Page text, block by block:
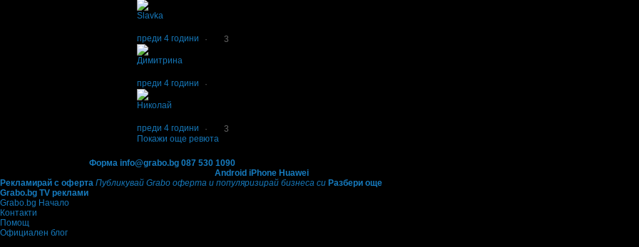
Slavka
преди 4 години
· 3
Димитрина
преди 4 години
·
Николай
преди 4 години
·
3
Покажи още ревюта
Форма info@grabo.bg 087 530 1090
Android iPhone Huawei
Рекламирай с оферта Публикувай Grabo оферта и популяризирай бизнеса си Разбери още
Grabo.bg TV реклами
Grabo.bg Начало
Контакти
Помощ
Официален блог